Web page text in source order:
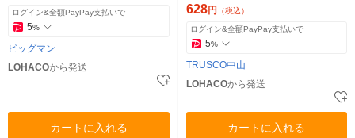
ログイン&全額PayPay支払いで
5%
ビッグマン
LOHACOから発送
カートに入れる
628円 （税込）
ログイン&全額PayPay支払いで
5%
TRUSCO中山
LOHACOから発送
カートに入れる